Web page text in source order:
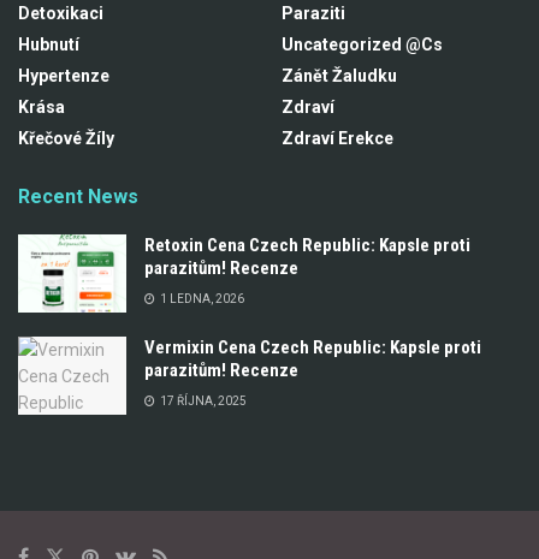
Detoxikaci
Hubnutí
Hypertenze
Krása
Křečové Žíly
Paraziti
Uncategorized @cs
Zánět Žaludku
Zdraví
Zdraví Erekce
Recent News
Retoxin Cena Czech Republic: Kapsle proti
parazitům! Recenze
1 LEDNA, 2026
Vermixin Cena Czech Republic: Kapsle proti
parazitům! Recenze
17 ŘÍJNA, 2025